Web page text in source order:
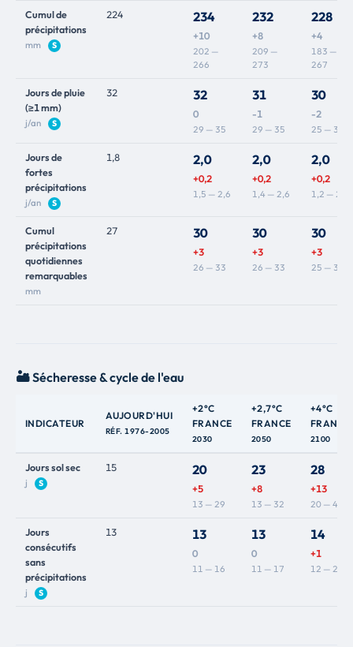
Cumul de
précipitations
mm
S
224 234
+10
202 —
266
232
+8
209 —
273
228
+4
183 —
267
Jours de pluie
(≥1 mm)
j/an
S
32 32
0
29 — 35
31
-1
29 — 35
30
-2
25 — 33
Jours de
fortes
précipitations
j/an
S
1,8 2,0
+0,2
1,5 — 2,6
2,0
+0,2
1,4 — 2,6
2,0
+0,2
1,2 — 2,8
Cumul
précipitations
quotidiennes
remarquables
mm
27 30
+3
26 — 33
30
+3
26 — 33
30
+3
25 — 34
🏜️ Sécheresse & cycle de l'eau
INDICATEUR
AUJOURD'HUI
RÉF. 1976-2005
+2°C
FRANCE
2030
+2,7°C
FRANCE
2050
+4°C
FRANCE
2100
Jours sol sec
j
S
15 20
+5
13 — 29
23
+8
13 — 32
28
+13
20 — 40
Jours
consécutifs
sans
précipitations
j
S
13 13
0
11 — 16
13
0
11 — 17
14
+1
12 — 20